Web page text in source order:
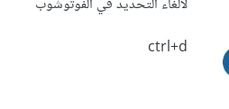
لالغاء التحديد في الفوتوشوب
ctrl+d